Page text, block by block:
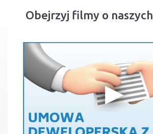
Obejrzyj filmy o